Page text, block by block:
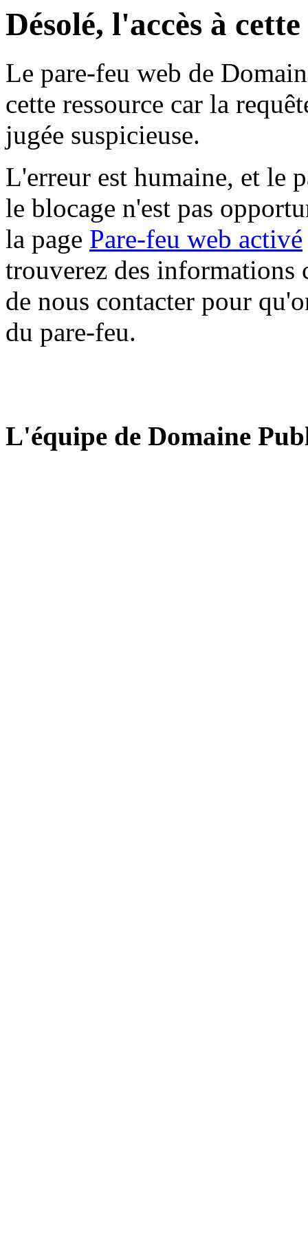
Désolé, l'accès à
Le pare-feu web de
cette ressource car la
jugée suspicieuse.
L'erreur est humaine, et le
le blocage n'est pas
la page Pare-feu web activé
trouverez des informations
de nous contacter pour
du pare-feu.
L'équipe de Domaine